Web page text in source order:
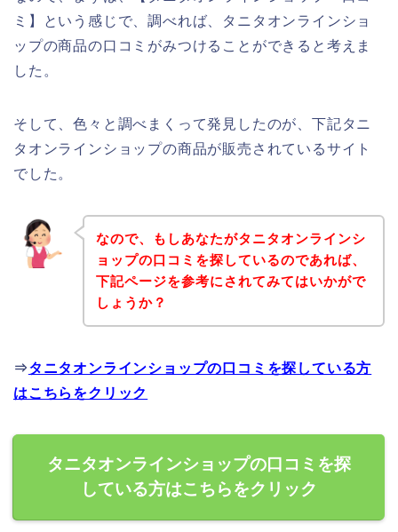
ミ】という感じで、調べれば、タニタオンラインショ
ップの商品の口コミがみつけることができると考えま
した。
そして、色々と調べまくって発見したのが、下記タニ
タオンラインショップの商品が販売されているサイト
でした。
なので、もしあなたがタニタオンラインシ
ョップの口コミを探しているのであれば、
下記ページを参考にされてみてはいかがで
しょうか？
⇒タニタオンラインショップの口コミを探している方
はこちらをクリック
タニタオンラインショップの口コミを探
している方はこちらをクリック